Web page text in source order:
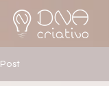
Post